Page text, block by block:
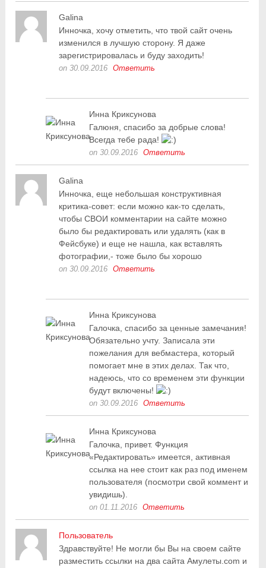
Galina
Инночка, хочу отметить, что твой сайт очень
изменился в лучшую сторону. Я даже
зарегистрировалась и буду заходить!
on 30.09.2016 Ответить
Инна Криксунова
Галюня, спасибо за добрые слова!
Всегда тебе рада!
on 30.09.2016 Ответить
Galina
Инночка, еще небольшая конструктивная
критика-совет: если можно как-то сделать,
чтобы СВОИ комментарии на сайте можно
было бы редактировать или удалять (как в
Фейсбуке) и еще не нашла, как вставлять
фотографии,- тоже было бы хорошо
on 30.09.2016 Ответить
Инна Криксунова
Галочка, спасибо за ценные замечания!
Обязательно учту. Записала эти
пожелания для вебмастера, который
помогает мне в этих делах. Так что,
надеюсь, что со временем эти функции
будут включены!
on 30.09.2016 Ответить
Инна Криксунова
Галочка, привет. Функция
«Редактировать» имеется, активная
ссылка на нее стоит как раз под именем
пользователя (посмотри свой коммент и
увидишь).
on 01.11.2016 Ответить
Пользователь
Здравствуйте! Не могли бы Вы на своем сайте
разместить ссылки на два сайта Амулеты.com и